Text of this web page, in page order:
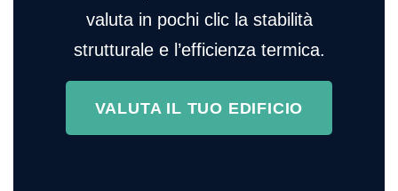
valuta in pochi clic la stabilità
strutturale e l’efficienza termica.
VALUTA IL TUO EDIFICIO